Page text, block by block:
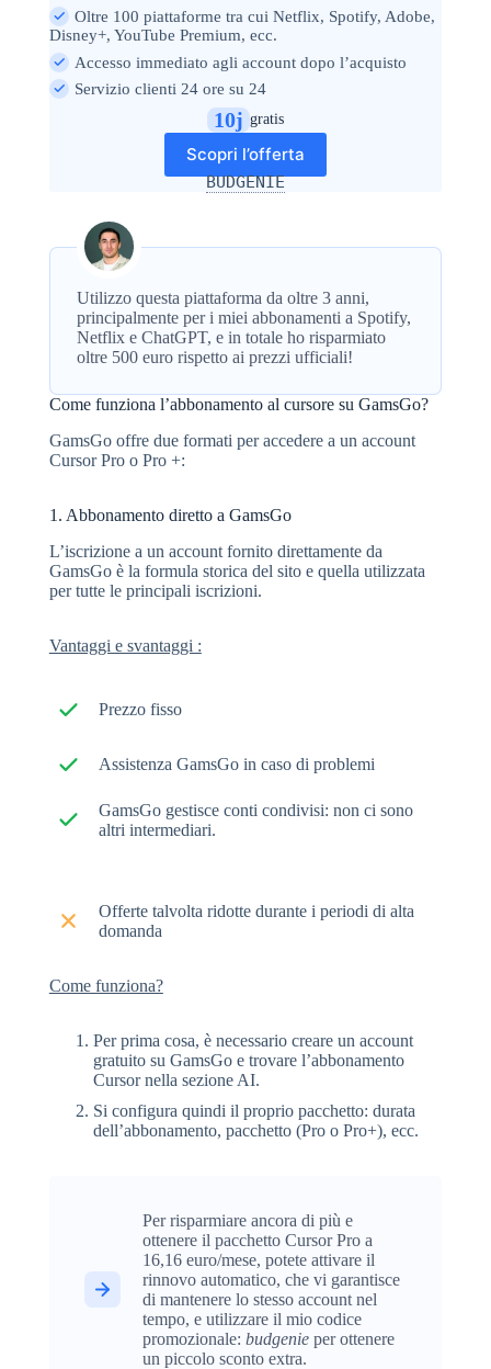
Oltre 100 piattaforme tra cui Netflix, Spotify, Adobe,
Disney+, YouTube Premium, ecc.
Accesso immediato agli account dopo l’acquisto
Servizio clienti 24 ore su 24
10j gratis
Scopri l’offerta
BUDGENIE
Utilizzo questa piattaforma da oltre 3 anni,
principalmente per i miei abbonamenti a Spotify,
Netflix e ChatGPT, e in totale ho risparmiato
oltre 500 euro rispetto ai prezzi ufficiali!
Come funziona l’abbonamento al cursore su GamsGo?
GamsGo offre due formati per accedere a un account
Cursor Pro o Pro +:
1. Abbonamento diretto a GamsGo
L’iscrizione a un account fornito direttamente da
GamsGo è la formula storica del sito e quella utilizzata
per tutte le principali iscrizioni.
Vantaggi e svantaggi :
Prezzo fisso
Assistenza GamsGo in caso di problemi
GamsGo gestisce conti condivisi: non ci sono
altri intermediari.
Offerte talvolta ridotte durante i periodi di alta
domanda
Come funziona?
Per prima cosa, è necessario creare un account
gratuito su GamsGo e trovare l’abbonamento
Cursor nella sezione AI.
Si configura quindi il proprio pacchetto: durata
dell’abbonamento, pacchetto (Pro o Pro+), ecc.
Per risparmiare ancora di più e
ottenere il pacchetto Cursor Pro a
16,16 euro/mese, potete attivare il
rinnovo automatico, che vi garantisce
di mantenere lo stesso account nel
tempo, e utilizzare il mio codice
promozionale: budgenieper ottenere
un piccolo sconto extra.